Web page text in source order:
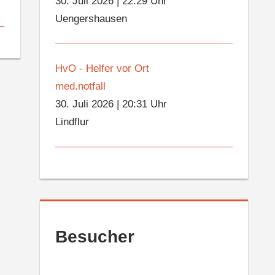
Uengershausen
HvO - Helfer vor Ort
med.notfall
30. Juli 2026 |20:31 Uhr
Lindflur
Besucher